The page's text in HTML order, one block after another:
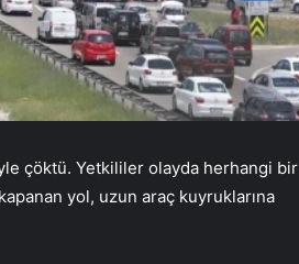
çöktü. Yetkililer olayda herhangi bir
yol, uzun araç kuyruklarına